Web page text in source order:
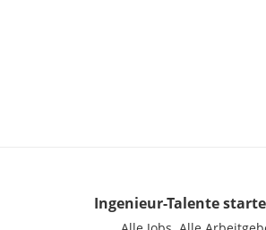
Ingenieur-Talente